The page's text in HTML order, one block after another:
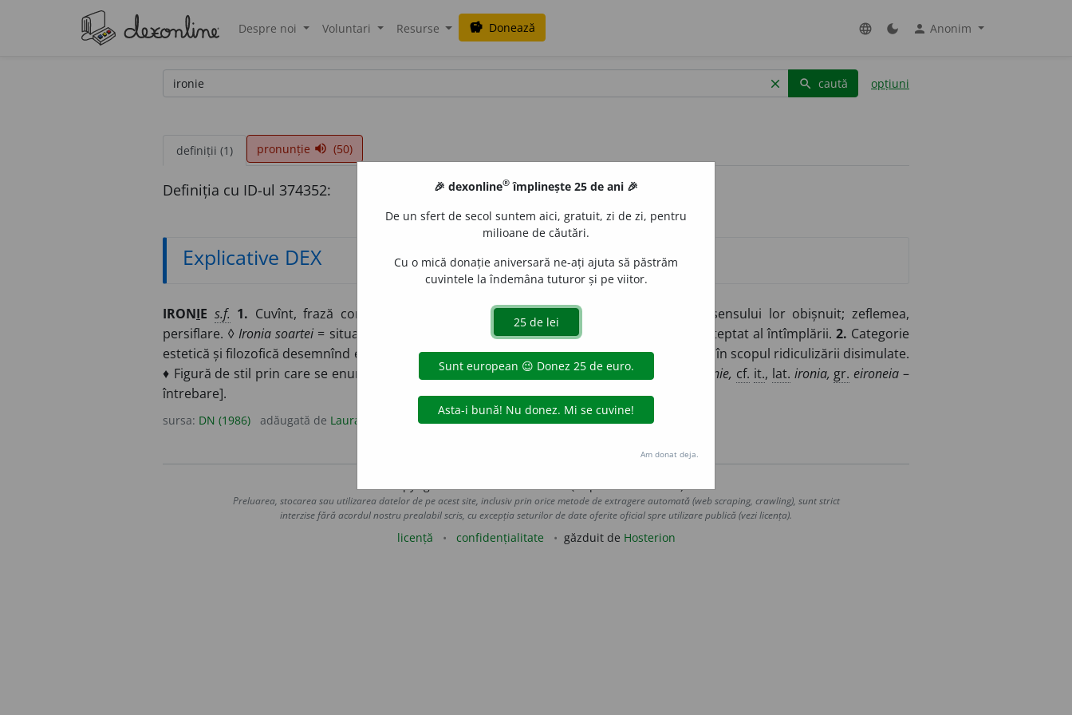
Despre noi Voluntari Resurse savings Donează language dark_mode person Anonim
clear search caută opțiuni
definiții (1) pronunție volume_up (50)
Definiția cu ID-ul 374352:
Explicative DEX
IRONIE s.f. 1. Cuvînt, frază conținînd o ușoară batjocură, folosind semnificații opuse sensului lor obișnuit; zeflemea,
persiflare. ◊Ironia soartei = situație intervenită contrar tuturor așteptărilor, ca un joc neașteptat al întîmplării. 2. Categorie
estetică și filozofică desemnînd expresii sau imagini cu semnificații opuse sensului obișnuit, în scopul ridiculizării disimulate.
♦ Figură de stil prin care se enunță ceva pentru a se înțelege contrariul. [ Gen. -iei. ironie, cf. it., lat. ironia, gr. eironeia –
întrebare].
sursa: DN (1986) adăugată de LauraGellner acțiuni
Copyright © 2004-2026 dexonline (https://dexonline.ro)
Preluarea, stocarea sau utilizarea datelor de pe acest site, inclusiv prin orice metode de extragere automată (web scraping, crawling), sunt strict
interzise fără acordul nostru prealabil scris, cu excepția seturilor de date oferite oficial spre utilizare publică (vezi licența).
licență confidențialitate găzduit de Hosterion
🎉 dexonline® împlinește 25 de ani 🎉
De un sfert de secol suntem aici, gratuit, zi de zi, pentru
milioane de căutări.
Cu o mică donație aniversară ne-ați ajuta să păstrăm
cuvintele la îndemâna tuturor și pe viitor.
Am donat deja.